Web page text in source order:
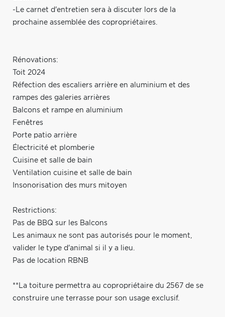
-Le carnet d'entretien sera à discuter lors de la
prochaine assemblée des copropriétaires.
Rénovations:
Toit 2024
Réfection des escaliers arrière en aluminium et des
rampes des galeries arrières
Balcons et rampe en aluminium
Fenêtres
Porte patio arrière
Électricité et plomberie
Cuisine et salle de bain
Ventilation cuisine et salle de bain
Insonorisation des murs mitoyen
Restrictions:
Pas de BBQ sur les Balcons
Les animaux ne sont pas autorisés pour le moment,
valider le type d'animal si il y a lieu.
Pas de location RBNB
**La toiture permettra au copropriétaire du 2567 de se
construire une terrasse pour son usage exclusif.